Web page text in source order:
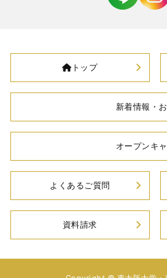
トップ
新着情報・
オープンキ
よくあるご質問
資料請求